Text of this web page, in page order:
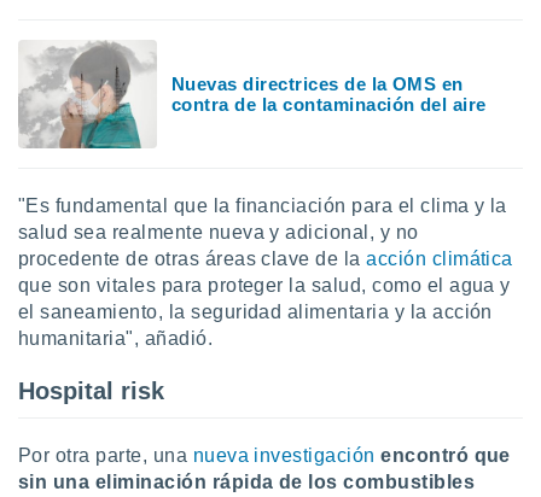
Nuevas directrices de la OMS en
contra de la contaminación del aire
"Es fundamental que la financiación para el clima y la
salud sea realmente nueva y adicional, y no
procedente de otras áreas clave de laacción climática
que son vitales para proteger la salud, como el agua y
el saneamiento, la seguridad alimentaria y la acción
humanitaria", añadió.
Hospital risk
Por otra parte, una nueva investigación encontró que
sin una eliminación rápida de los combustibles